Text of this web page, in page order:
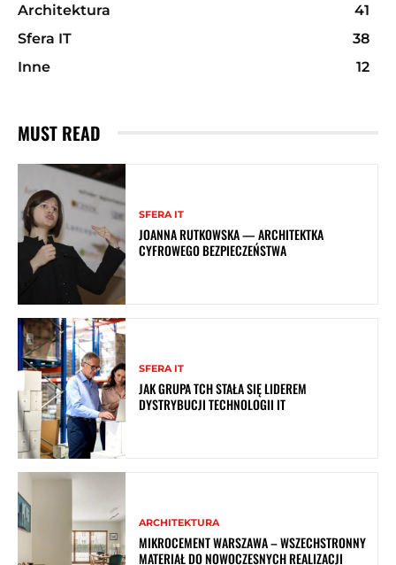
Architektura
41
Sfera IT
38
Inne
12
MUST READ
SFERA IT
JOANNA RUTKOWSKA — ARCHITEKTKA
CYFROWEGO BEZPIECZEŃSTWA
SFERA IT
JAK GRUPA TCH STAŁA SIĘ LIDEREM
DYSTRYBUCJI TECHNOLOGII IT
ARCHITEKTURA
MIKROCEMENT WARSZAWA – WSZECHSTRONNY
MATERIAŁ DO NOWOCZESNYCH REALIZACJI